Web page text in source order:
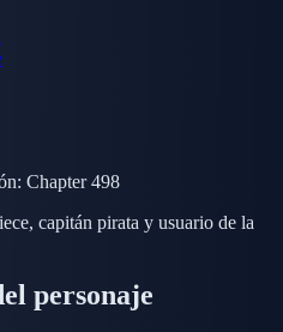
Chapter 498
capitán pirata y usuario de la
personaje